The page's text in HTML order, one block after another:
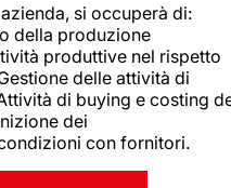
si occuperà di:
della produzione
produttive nel rispetto
delle attività di
di buying e costing
dei
con fornitori.